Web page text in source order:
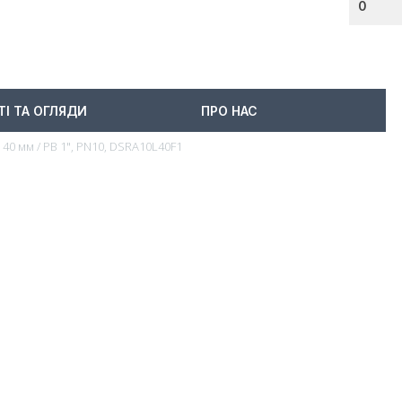
0
ТА ОГЛЯДИ ПРО НАС
мм / РВ 1", PN10, DSRA10L40F1